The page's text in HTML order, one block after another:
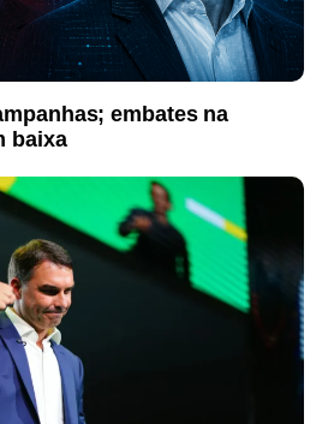
embates na
baixa